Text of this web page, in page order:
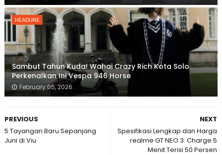
HEADLINE
Sambut Tahun Kuda! Wahai Crazy Rich Kota Solo
Perkenalkan Ini Vespa 946 Horse
February 05, 2026
NEXT
Spesifikasi Lengkap dan Harga
realme GT NEO 3: Charge 5
Menit Terisi 50 Persen
PREVIOUS
5 Tayangan Baru Sepanjang
Juni di Viu